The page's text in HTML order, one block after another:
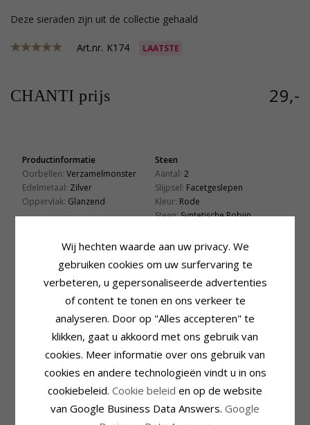
Deze sieraden zijn uit de collectie gehaald
Art.nr. K174 LAATSTE
CHANTI prijs 29,-
Productinformatie
Oorbellen: Verzamelmonster
Edelmetaal: Zilver
Oppervlak: Glanzend
Steen
Aantal: 2
Slijpsel: Facetgeslepen
Kleur: Rode
Steen:Syntetische Robijn
Facetgeslepen
Witte
Steen: Zirkoon
Diameter: 8,9 mm
Levertijd
Levertijd:4-5 Weekdagen
KLANTEN KOPEN OOK
Wij hechten waarde aan uw privacy. We
gebruiken cookies om uw surfervaring te
verbeteren, u gepersonaliseerde advertenties
of content te tonen en ons verkeer te
analyseren. Door op "Alles accepteren" te
klikken, gaat u akkoord met ons gebruik van
cookies. Meer informatie over ons gebruik van
cookies en andere technologieën vindt u in ons
cookiebeleid. Cookie beleid en op de website
van Google Business Data Answers. Google